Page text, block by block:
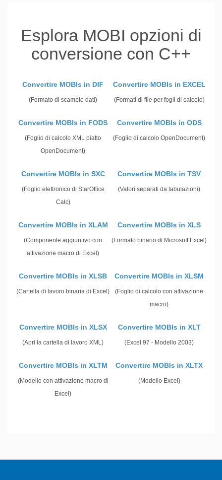
Esplora MOBI opzioni di
conversione con C++
Convertire MOBIs in DIF
(Formato di scambio dati)
Convertire MOBIs in EXCEL
(Formati di file per fogli di calcolo)
Convertire MOBIs in FODS
(Foglio di calcolo XML piatto
OpenDocument)
Convertire MOBIs in ODS
(Foglio di calcolo OpenDocument)
Convertire MOBIs in SXC
(Foglio elettronico di StarOffice
Calc)
Convertire MOBIs in TSV
(Valori separati da tabulazioni)
Convertire MOBIs in XLAM
(Componente aggiuntivo con
attivazione macro di Excel)
Convertire MOBIs in XLS
(Formato binario di Microsoft Excel)
Convertire MOBIs in XLSB
(Cartella di lavoro binaria di Excel)
Convertire MOBIs in XLSM
(Foglio di calcolo con attivazione
macro)
Convertire MOBIs in XLSX
(Apri la cartella di lavoro XML)
Convertire MOBIs in XLT
(Excel 97 - Modello 2003)
Convertire MOBIs in XLTM
(Modello con attivazione macro di
Excel)
Convertire MOBIs in XLTX
(Modello Excel)